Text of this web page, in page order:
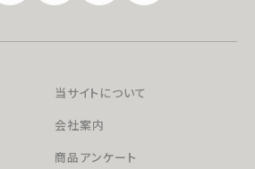
当サイトについて
会社案内
商品アンケート